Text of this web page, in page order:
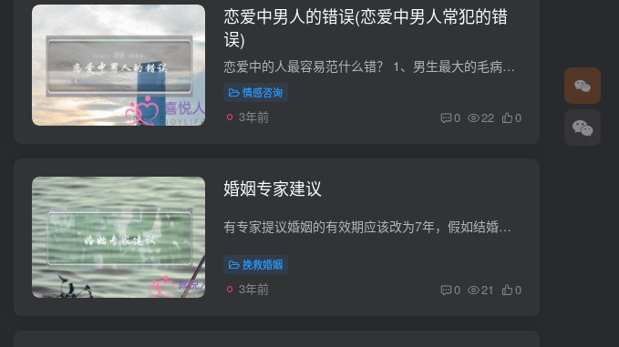
恋爱中男人的错误(恋爱中男人常犯的错
误)
恋爱中的人最容易范什么错？ 1、男生最大的毛病——滥情 这里说的是“滥情”，而不是“花心”。花心是一种心态，而滥情是一种状态。如果说花心是男人的天性，那么滥情则是一种彻底的错误。你可...
情感咨询
3年前 0 22 0
婚姻专家建议
有专家提议婚姻的有效期应该改为7年，假如结婚证有效期为7年，会怎么样？ 最近有专家指出，结婚证有效期7年，称结婚证也应该像驾驶证、身份证等证件一样要有个有效期，到期后婚姻自动解除，并且...
挽救婚姻
3年前 0 21 0